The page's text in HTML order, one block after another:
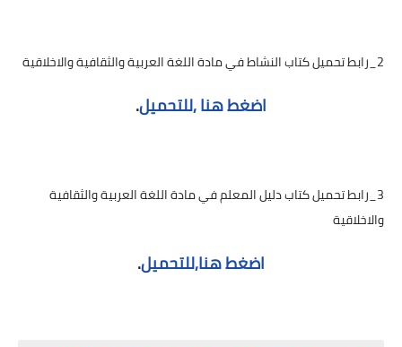
2_رابط تحميل كتاب النشاط في مادة اللغة العربية والثقافية والاخلاقية
اضغط هنا ,للتحميل.
3_رابط تحميل كتاب دليل المعلم في مادة اللغة العربية والثقافية
والاخلاقية
اضغط هنا,للتحميل.